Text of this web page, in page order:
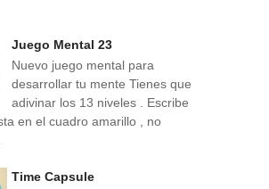
Juego Mental 23
Nuevo juego mental para
desarrollar tu mente Tienes que
adivinar los 13 niveles . Escribe
en el cuadro amarillo , no
Time Capsule